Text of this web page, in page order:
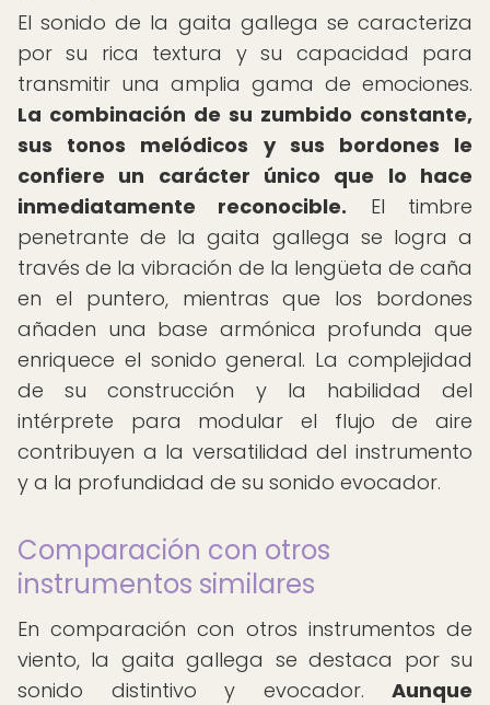
El sonido de la gaita gallega se caracteriza
por su rica textura y su capacidad para
transmitir una amplia gama de emociones.
La combinación de su zumbido constante,
sus tonos melódicos y sus bordones le
confiere un carácter único que lo hace
inmediatamente reconocible. El timbre
penetrante de la gaita gallega se logra a
través de la vibración de la lengüeta de caña
en el puntero, mientras que los bordones
añaden una base armónica profunda que
enriquece el sonido general. La complejidad
de su construcción y la habilidad del
intérprete para modular el flujo de aire
contribuyen a la versatilidad del instrumento
y a la profundidad de su sonido evocador.
Comparación con otros
instrumentos similares
En comparación con otros instrumentos de
viento, la gaita gallega se destaca por su
sonido distintivo y evocador. Aunque